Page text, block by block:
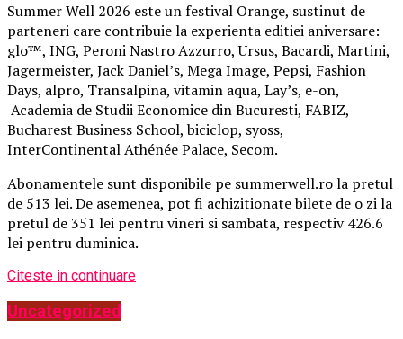
Summer Well 2026 este un festival Orange, sustinut de
parteneri care contribuie la experienta editiei aniversare:
glo™, ING, Peroni Nastro Azzurro, Ursus, Bacardi, Martini,
Jagermeister, Jack Daniel’s, Mega Image, Pepsi, Fashion
Days, alpro, Transalpina, vitamin aqua, Lay’s, e-on,
Academia de Studii Economice din Bucuresti, FABIZ,
Bucharest Business School, biciclop, syoss,
InterContinental Athénée Palace, Secom.
Abonamentele sunt disponibile pe summerwell.ro la pretul
de 513 lei. De asemenea, pot fi achizitionate bilete de o zi la
pretul de 351 lei pentru vineri si sambata, respectiv 426.6
lei pentru duminica.
Citeste in continuare
Uncategorized